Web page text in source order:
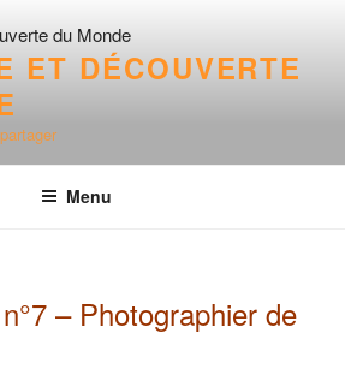
ET DÉCOUVERTE
Menu
– Photographier de